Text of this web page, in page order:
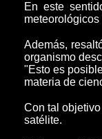
En este
meteorológicos
Además,
organismo
"Esto es
materia de
Con tal
satélite.